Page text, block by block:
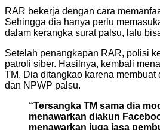
RAR bekerja dengan cara
Sehingga dia hanya perlu
dalam kerangka surat palsu, lalu
Setelah penangkapan RAR, polisi
patroli siber. Hasilnya, kembali
TM. Dia ditangkao karena membuat
dan NPWP palsu.
“Tersangka TM sama dia
menawarkan diakun
menawarkan juga jasa